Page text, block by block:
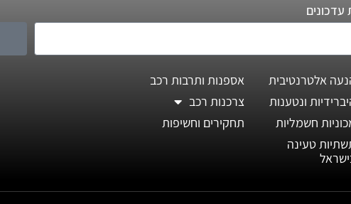
אלטרנטיבית
ונטענות
חשמליות
טעינה
אספנות ותרבות רכב
צרכנות רכב
תחקירים וחשיפות